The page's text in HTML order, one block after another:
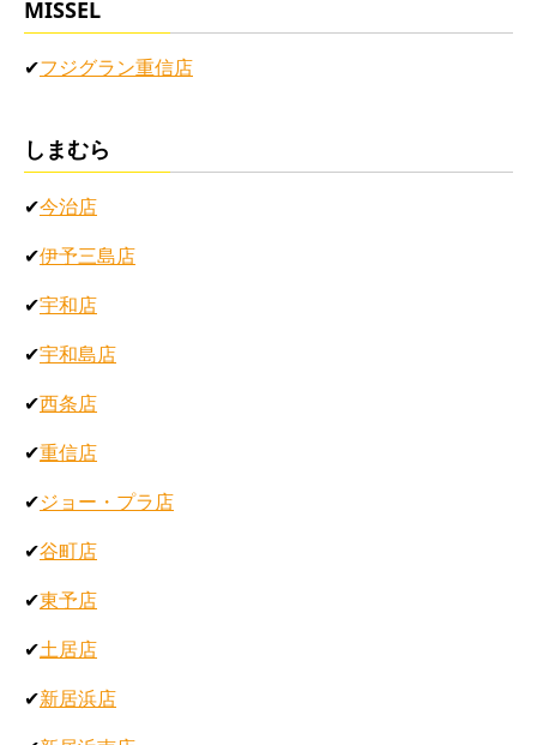
MISSEL
✔フジグラン重信店
しまむら
✔今治店
✔伊予三島店
✔宇和店
✔宇和島店
✔西条店
✔重信店
✔ジョー・プラ店
✔谷町店
✔東予店
✔土居店
✔新居浜店